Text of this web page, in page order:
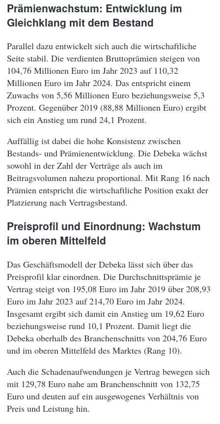
Prämienwachstum: Entwicklung im
Gleichklang mit dem Bestand
Parallel dazu entwickelt sich auch die wirtschaftliche
Seite stabil. Die verdienten Bruttoprämien steigen von
104,76 Millionen Euro im Jahr 2023 auf 110,32
Millionen Euro im Jahr 2024. Das entspricht einem
Zuwachs von 5,56 Millionen Euro beziehungsweise 5,3
Prozent. Gegenüber 2019 (88,88 Millionen Euro) ergibt
sich ein Anstieg um rund 24,1 Prozent.
Auffällig ist dabei die hohe Konsistenz zwischen
Bestands- und Prämienentwicklung. Die Debeka wächst
sowohl in der Zahl der Verträge als auch im
Beitragsvolumen nahezu proportional. Mit Rang 16 nach
Prämien entspricht die wirtschaftliche Position exakt der
Platzierung nach Vertragsbestand.
Preisprofil und Einordnung: Wachstum
im oberen Mittelfeld
Das Geschäftsmodell der Debeka lässt sich über das
Preisprofil klar einordnen. Die Durchschnittsprämie je
Vertrag steigt von 195,08 Euro im Jahr 2019 über 208,93
Euro im Jahr 2023 auf 214,70 Euro im Jahr 2024.
Insgesamt ergibt sich damit ein Anstieg um 19,62 Euro
beziehungsweise rund 10,1 Prozent. Damit liegt die
Debeka oberhalb des Branchenschnitts von 204,76 Euro
und im oberen Mittelfeld des Marktes (Rang 10).
Auch die Schadenaufwendungen je Vertrag bewegen sich
mit 129,78 Euro nahe am Branchenschnitt von 132,75
Euro und deuten auf ein ausgewogenes Verhältnis von
Preis und Leistung hin.